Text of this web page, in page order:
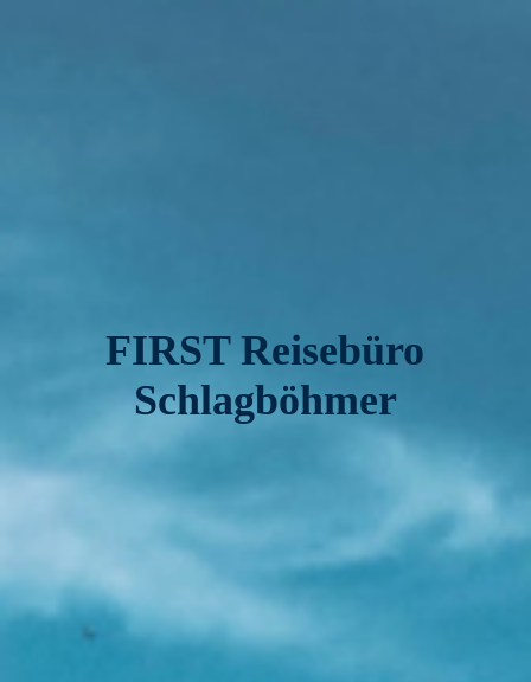
FIRST Reisebüro
Schlagböhmer